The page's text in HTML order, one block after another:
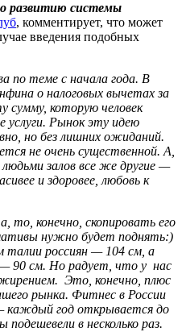
развитию системы
, комментирует, что может
введения подобных
по теме с начала года. В
о налоговых вычетах за
сумму, которую человек
Рынок эту идею
но без лишних ожиданий.
не очень существенной. А,
залов все же другие —
и здоровее, любовь к
то, конечно, скопировать его
нужно будет поднять:)
талии россиян — 104 см, а
— 90 см. Но радует, что у нас
Это, конечно, плюс
рынка. Фитнес в России
каждый год открывается до
в несколько раз.